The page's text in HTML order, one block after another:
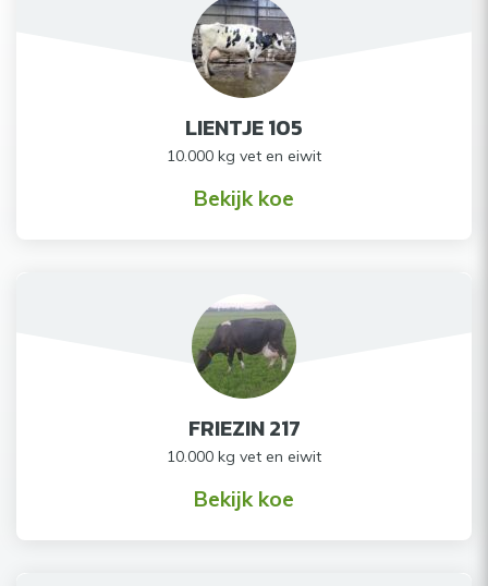
LIENTJE 105
10.000 kg vet en eiwit
Bekijk koe
FRIEZIN 217
10.000 kg vet en eiwit
Bekijk koe